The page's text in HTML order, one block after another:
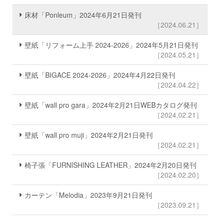
床材「Ponleum」2024年6月21日発刊
［2024.06.21］
壁紙「リフォーム上手 2024-2026」2024年5月21日発刊
［2024.05.21］
壁紙「BIGACE 2024-2026」2024年4月22日発刊
［2024.04.22］
壁紙「wall pro gara」2024年2月21日WEBカタログ発刊
［2024.02.21］
壁紙「wall pro muji」2024年2月21日発刊
［2024.02.21］
椅子張「FURNISHING LEATHER」2024年2月20日発刊
［2024.02.20］
カーテン「Melodia」2023年9月21日発刊
［2023.09.21］